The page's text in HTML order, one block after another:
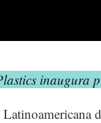
inaugura